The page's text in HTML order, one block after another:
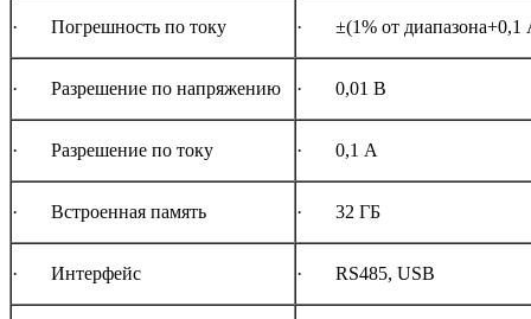
· Погрешность по току · ±(1% от диапазона+0,1
· Разрешение по напряжению · 0,01 В
· Разрешение по току · 0,1 А
· Встроенная память · 32 ГБ
· Интерфейс · RS485, USB